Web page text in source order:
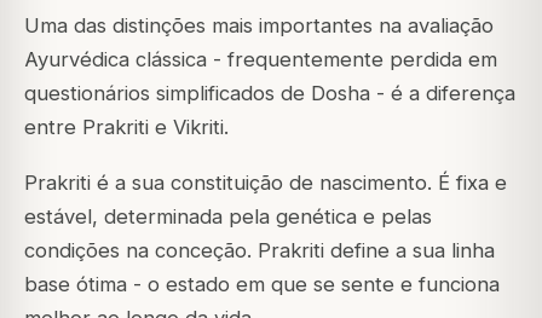
Uma das distinções mais importantes na avaliação
Ayurvédica clássica - frequentemente perdida em
questionários simplificados de Dosha - é a diferença
entre Prakriti e Vikriti.
Prakriti é a sua constituição de nascimento. É fixa e
estável, determinada pela genética e pelas
condições na conceção. Prakriti define a sua linha
base ótima - o estado em que se sente e funciona